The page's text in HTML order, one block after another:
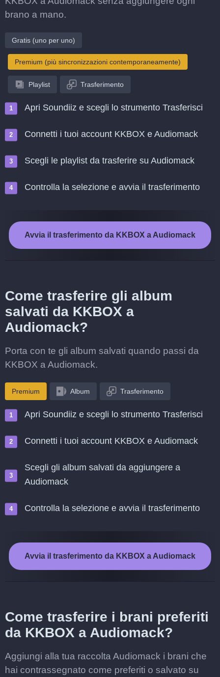
brano a mano.
Gratis (uno per uno)
Premium (più sincronizzazioni contemporaneamente)
Playlist Trasferimento
Apri Soundiiz e scegli lo strumento Trasferisci
Connetti i tuoi account KKBOX e Audiomack
Scegli le playlist da trasferire su Audiomack
Controlla la selezione e avvia il trasferimento
Avvia il trasferimento da KKBOX a Audiomack
Come trasferire gli album
salvati da KKBOX a
Audiomack?
Porta con te gli album salvati quando passi da
KKBOX a Audiomack.
Premium Album Trasferimento
Apri Soundiiz e scegli lo strumento Trasferisci
Connetti i tuoi account KKBOX e Audiomack
Scegli gli album salvati da aggiungere a
Audiomack
Controlla la selezione e avvia il trasferimento
Avvia il trasferimento da KKBOX a Audiomack
Come trasferire i brani preferiti
da KKBOX a Audiomack?
Aggiungi alla tua raccolta Audiomack i brani che
hai contrassegnato come preferiti o salvato su